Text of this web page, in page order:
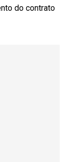
do contrato